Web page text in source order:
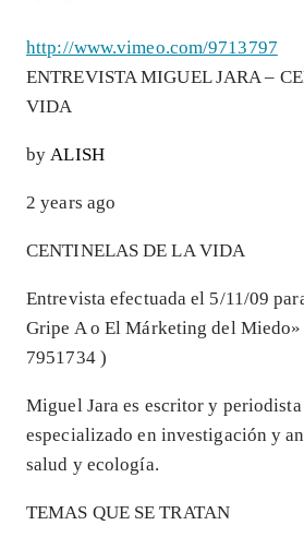
http://www.vimeo.com/9713797
ENTREVISTA MIGUEL JARA –
VIDA
byALISH
2 years ago
CENTINELAS DE LA VIDA
Entrevista efectuada el 5/11/09
Gripe A o El Márketing del
7951734 )
Miguel Jara es escritor y periodista
especializado en investigación y
salud y ecología.
TEMAS QUE SE TRATAN